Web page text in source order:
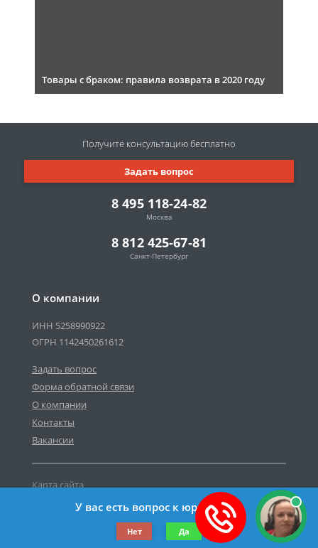
Товары с браком: правила возврата в 2020 году
О компании
ИНН 5258990922
ОГРН 1142450261612
Задать вопрос
Форма обратной связи
О компании
Контакты
Вакансии
©2019-2026 Все права защищены.
Карта сайта
Политика персональных данных
8 495 118-24-82
Москва
8 812 425-67-81
Санкт-Петербург
Задать вопрос
Получите консультациюбесплатно
У вас есть вопрос к юристу?
Нет Да